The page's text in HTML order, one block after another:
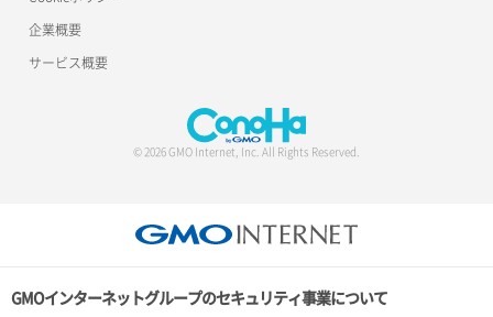
企業概要
サービス概要
© 2026 GMO Internet, Inc. All Rights Reserved.
GMOインターネットグループのセキュリティ事業について